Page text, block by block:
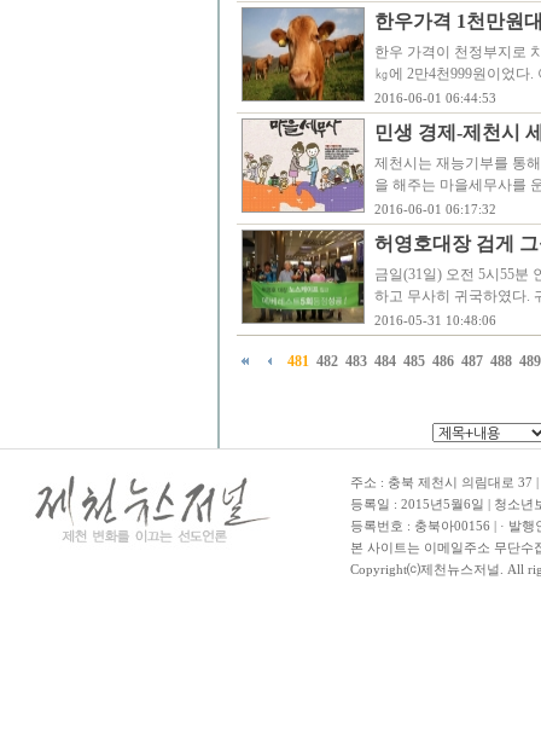
한우가격 1천만원
한우 가격이 천정부지로
㎏에 2만4천999원이었
2016-06-01 06:44:53
민생 경제-제천시
제천시는 재능기부를 통
을 해주는 마을세무사를
2016-06-01 06:17:32
허영호대장 검게
금일(31일) 오전 5시55분
하고 무사히 귀국하였다.
2016-05-31 10:48:06
481 482 483 484 485 486 487 488 489
주소 : 충북 제천시 의림대로 37
등록일 : 2015년5월6일 | 청소
등록번호 : 충북아00156 | · 발
본 사이트는 이메일주소 무단수
Copyright⒞제천뉴스저널. All